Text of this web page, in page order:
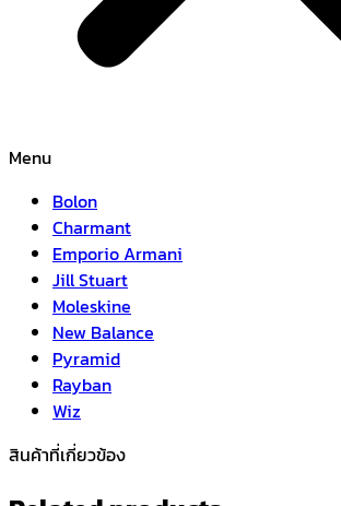
Menu
Bolon
Charmant
Emporio Armani
Jill Stuart
Moleskine
New Balance
Pyramid
Rayban
Wiz
สินค้าที่เกี่ยวข้อง